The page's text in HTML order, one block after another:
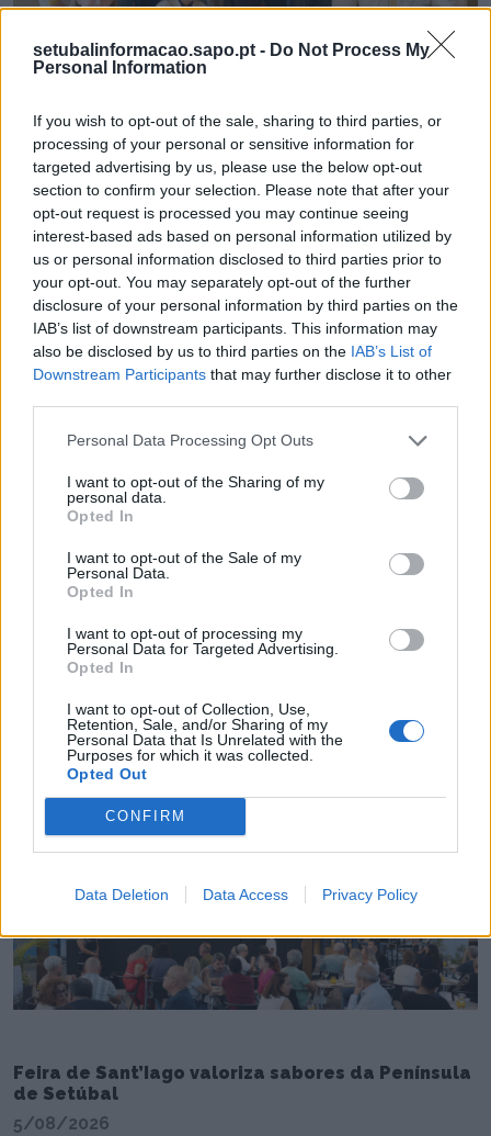
setubalinformacao.sapo.pt - Do Not Process My
Personal Information
If you wish to opt-out of the sale, sharing to third parties, or
processing of your personal or sensitive information for
targeted advertising by us, please use the below opt-out
section to confirm your selection. Please note that after your
opt-out request is processed you may continue seeing
interest-based ads based on personal information utilized by
us or personal information disclosed to third parties prior to
your opt-out. You may separately opt-out of the further
disclosure of your personal information by third parties on the
IAB’s list of downstream participants. This information may
also be disclosed by us to third parties on the IAB’s List of
Downstream Participants that may further disclose it to other
Personal Data Processing Opt Outs
I want to opt-out of the Sharing of my
personal data.
Opted In
I want to opt-out of the Sale of my
Personal Data.
Opted In
I want to opt-out of processing my
Personal Data for Targeted Advertising.
Opted In
I want to opt-out of Collection, Use,
Retention, Sale, and/or Sharing of my
Personal Data that Is Unrelated with the
Purposes for which it was collected.
Opted Out
CONFIRM
Data Deletion Data Access Privacy Policy
dança urbana
6/08/2026
futebol sénior da AF Setúbal
6/08/2026
Radares de Velocidade | Setúbal | agosto 2026
Feira de Sant’Iago valoriza sabores da Península
de Setúbal
5/08/2026